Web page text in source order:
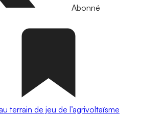
Abonné
terrain de jeu de l’agrivoltaïsme